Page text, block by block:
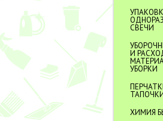
СВЕЧИ
И
УБОРКИ
ХИМИЯ